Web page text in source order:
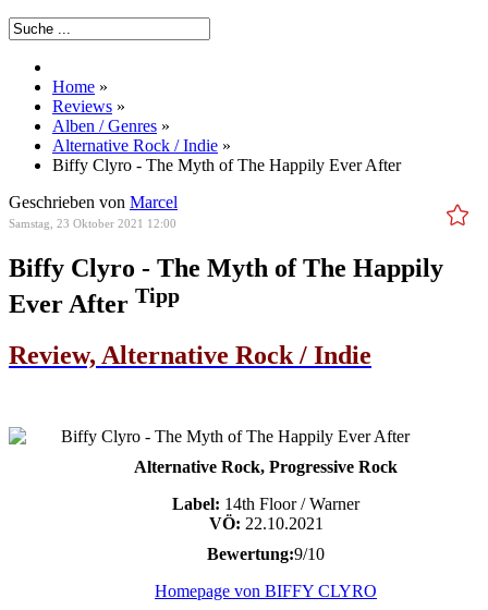
Home »
Reviews »
Alben / Genres »
Alternative Rock / Indie »
Biffy Clyro - The Myth of The Happily Ever After
Geschrieben von Marcel
Samstag, 23 Oktober 2021 12:00
Biffy Clyro - The Myth of The Happily
Ever After Tipp
Review, Alternative Rock / Indie
Alternative Rock, Progressive Rock
Label: 14th Floor / Warner
VÖ: 22.10.2021
Bewertung:9/10
Homepage von BIFFY CLYRO